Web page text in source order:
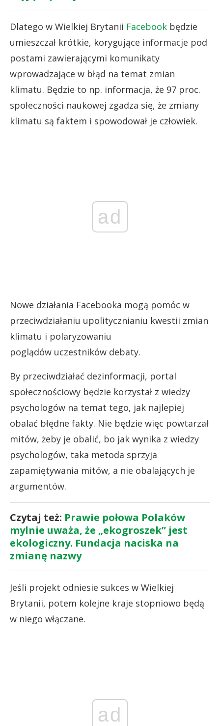
Dlatego w Wielkiej Brytanii Facebook będzie
umieszczał krótkie, korygujące informacje pod
postami zawierającymi komunikaty
wprowadzające w błąd na temat zmian
klimatu. Będzie to np. informacja, że 97 proc.
społeczności naukowej zgadza się, że zmiany
klimatu są faktem i spowodował je człowiek.
ad
Nowe działania Facebooka mogą pomóc w
przeciwdziałaniu upolitycznianiu kwestii zmian
klimatu i polaryzowaniu
poglądów uczestników debaty.
By przeciwdziałać dezinformacji, portal
społecznościowy będzie korzystał z wiedzy
psychologów na temat tego, jak najlepiej
obalać błędne fakty. Nie będzie więc powtarzał
mitów, żeby je obalić, bo jak wynika z wiedzy
psychologów, taka metoda sprzyja
zapamiętywania mitów, a nie obalających je
argumentów.
Czytaj też: Prawie połowa Polaków
mylnie uważa, że „ekogroszek” jest
ekologiczny. Fundacja naciska na
zmianę nazwy
Jeśli projekt odniesie sukces w Wielkiej
Brytanii, potem kolejne kraje stopniowo będą
w niego włączane.
ad